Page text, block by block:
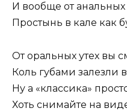
И вообще от анальных
Простынь в кале как
От оральных утех вы
Коль губами залезли
Ну а «классика»
Хоть снимайте на